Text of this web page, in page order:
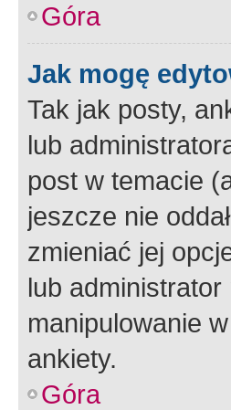
Góra
Jak mogę
Tak jak posty,
lub
post w temacie
jeszcze nie
zmieniać jej
lub
manipulowanie
ankiety.
Góra